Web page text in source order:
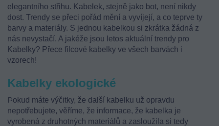
elegantního střihu. Kabelek, stejně jako bot, není nikdy
dost. Trendy se přeci pořád mění a vyvíjejí, a co teprve ty
barvy a materiály. S jednou kabelkou si zkrátka žádná z
nás nevystačí. A jakéže jsou letos aktuální trendy pro
Kabelky? Přece filcové kabelky ve všech barvách i
vzorech!
Kabelky ekologické
Pokud máte výčitky, že další kabelku už opravdu
nepotřebujete, věříme, že informace, že kabelka je
vyrobená z druhotných materiálů a zasloužila si tedy